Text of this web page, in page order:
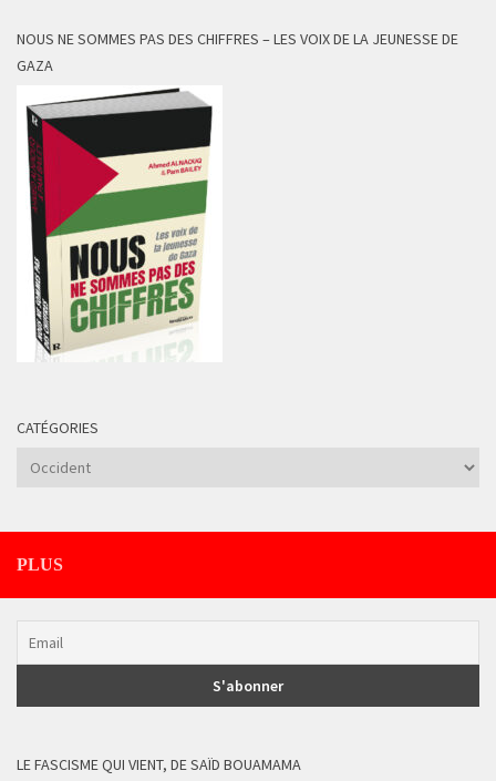
NOUS NE SOMMES PAS DES CHIFFRES – LES VOIX DE LA JEUNESSE DE
GAZA
CATÉGORIES
Catégories
PLUS
LE FASCISME QUI VIENT, DE SAÏD BOUAMAMA